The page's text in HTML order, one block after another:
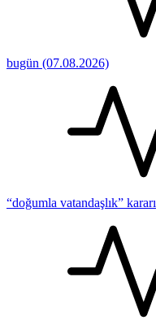
bugün (07.08.2026)
“doğumla vatandaşlık” kararı